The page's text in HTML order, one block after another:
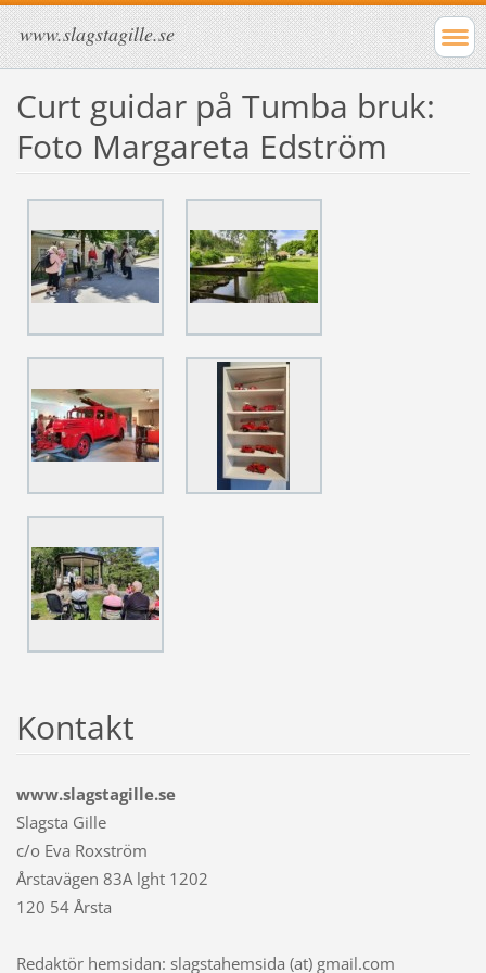
www.slagstagille.se
Curt guidar på Tumba bruk:
Foto Margareta Edström
Kontakt
www.slagstagille.se
Slagsta Gille
c/o Eva Roxström
Årstavägen 83A lght 1202
120 54 Årsta
Redaktör hemsidan: slagstahemsida (at) gmail.com